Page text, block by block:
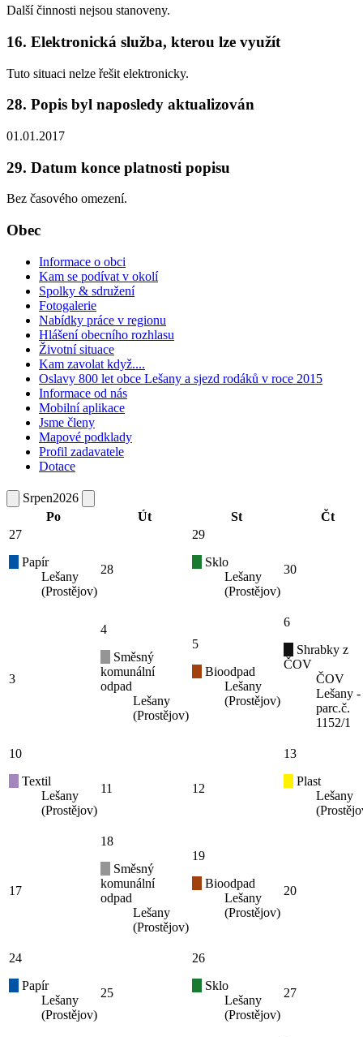
Další činnosti nejsou stanoveny.
16. Elektronická služba, kterou lze využít
Tuto situaci nelze řešit elektronicky.
28. Popis byl naposledy aktualizován
01.01.2017
29. Datum konce platnosti popisu
Bez časového omezení.
Obec
Informace o obci
Kam se podívat v okolí
Spolky & sdružení
Fotogalerie
Nabídky práce v regionu
Hlášení obecního rozhlasu
Životní situace
Kam zavolat když....
Oslavy 800 let obce Lešany a sjezd rodáků v roce 2015
Informace od nás
Mobilní aplikace
Jsme členy
Mapové podklady
Profil zadavatele
Dotace
Srpen2026
Po
Út St
Čt
27
Papír
Lešany
(Prostějov)
28
29
Sklo
Lešany
(Prostějov)
30
3
4
Směsný
komunální
odpad
Lešany
(Prostějov)
5
Bioodpad
Lešany
(Prostějov)
6
Shrabky z
ČOV
ČOV
Lešany -
parc.č.
1152/1
10
Textil
Lešany
(Prostějov)
11 12
13
Plast
Lešany
17
18
Směsný
komunální
odpad
Lešany
(Prostějov)
19
Bioodpad
Lešany
(Prostějov)
20
24
Papír
Lešany
(Prostějov)
25
26
Sklo
Lešany
(Prostějov)
27